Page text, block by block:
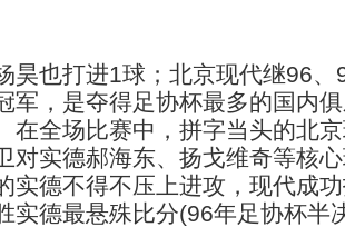
昊也打进1球；北京现代继96
军，是夺得足协杯最多的国内
全场比赛中，拼字当头的北京
对实德郝海东、扬戈维奇等核
实德不得不压上进攻，现代成
实德最悬殊比分(96年足协杯半